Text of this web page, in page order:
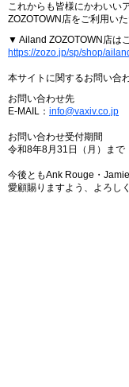
これからも皆様にかわいい
ZOZOTOWN店をご利用い
▼ Ailand ZOZOTOWN店は
https://zozo.jp/sp/shop/
本サイトに関するお問い合
お問い合わせ先
E-MAIL： info@vaxiv.co.jp
お問い合わせ受付期間
令和8年8月31日（月）まで
今後ともAnk Rouge・
愛顧賜りますよう、よろし